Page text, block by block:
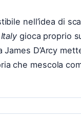
nell’idea di
gioca proprio
D’Arcy
che mescola